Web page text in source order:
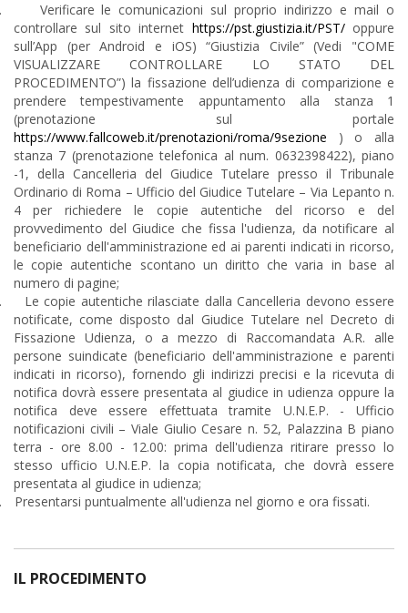
Verificare le comunicazioni sul proprio indirizzo e mail o
controllare sul sito internet https://pst.giustizia.it/PST/oppure
sull’App (per Android e iOS) “Giustizia Civile” (Vedi "COME
VISUALIZZARE CONTROLLARE LO STATO DEL
PROCEDIMENTO”) la fissazione dell’udienza di comparizione e
prendere tempestivamente appuntamento alla stanza 1
(prenotazione sul portale
https://www.fallcoweb.it/prenotazioni/roma/9sezione ) o alla
stanza 7 (prenotazione telefonica al num. 0632398422), piano
-1, della Cancelleria del Giudice Tutelare presso il Tribunale
Ordinario di Roma – Ufficio del Giudice Tutelare – Via Lepanto n.
4 per richiedere le copie autentiche del ricorso e del
provvedimento del Giudice che fissa l'udienza, da notificare al
beneficiario dell'amministrazione ed ai parenti indicati in ricorso,
le copie autentiche scontano un diritto che varia in base al
numero di pagine;
Le copie autentiche rilasciate dalla Cancelleria devono essere
notificate, come disposto dal Giudice Tutelare nel Decreto di
Fissazione Udienza, o a mezzo di Raccomandata A.R. alle
persone suindicate (beneficiario dell'amministrazione e parenti
indicati in ricorso), fornendo gli indirizzi precisi e la ricevuta di
notifica dovrà essere presentata al giudice in udienza oppure la
notifica deve essere effettuata tramite U.N.E.P. - Ufficio
notificazioni civili – Viale Giulio Cesare n. 52, Palazzina B piano
terra - ore 8.00 - 12.00: prima dell'udienza ritirare presso lo
stesso ufficio U.N.E.P. la copia notificata, che dovrà essere
presentata al giudice in udienza;
Presentarsi puntualmente all'udienza nel giorno e ora fissati.
IL PROCEDIMENTO